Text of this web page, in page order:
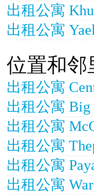
出租公寓
出租公寓
位置和邻
出租公寓
出租公寓
出租公寓
出租公寓
出租公寓